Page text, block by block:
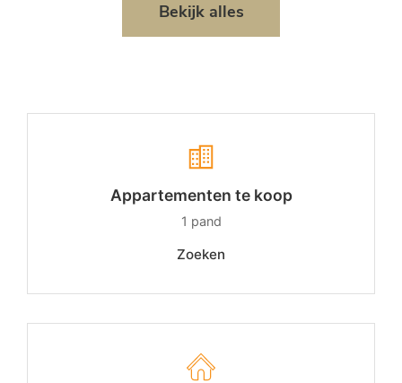
Bekijk alles
Appartementen te koop
1 pand
Zoeken